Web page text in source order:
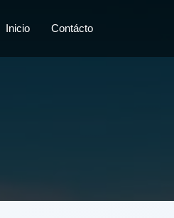
Inicio Contácto